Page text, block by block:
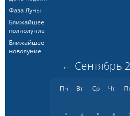
Фаза Луны
Ближайшее
полнолуние
Ближайшее
новолуние
← Сентябрь
Пн Вт Ср Чт
3
4 5 6